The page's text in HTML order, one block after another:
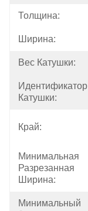
Толщина:
Ширина:
Вес Катушки:
Идентификатор
Катушки:
Край:
Минимальная
Разрезанная
Ширина:
Минимальный